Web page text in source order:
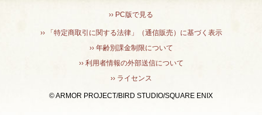
›› PC版で見る
›› 「特定商取引に関する法律」（通信販売）に基づく表示
›› 年齢別課金制限について
›› 利用者情報の外部送信について
›› ライセンス
© ARMOR PROJECT/BIRD STUDIO/SQUARE ENIX